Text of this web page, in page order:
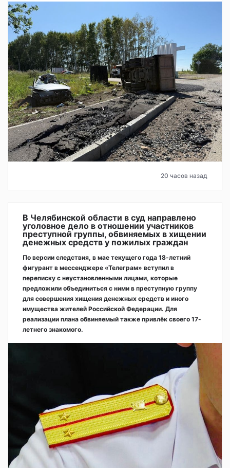
20 часов назад
В Челябинской области в суд направлено
уголовное дело в отношении участников
преступной группы, обвиняемых в хищении
денежных средств у пожилых граждан
По версии следствия, в мае текущего года 18-летний
фигурант в мессенджере «Телеграм» вступил в
переписку с неустановленными лицами, которые
предложили объединиться с ними в преступную группу
для совершения хищения денежных средств и иного
имущества жителей Российской Федерации. Для
реализации плана обвиняемый также привлёк своего 17-
летнего знакомого.